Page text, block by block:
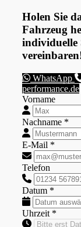
Holen Sie
Fahrzeug
individuelle
WhatsApp
performance.de
Vorname
Nachname *
E-Mail *
Telefon
Datum *
Uhrzeit *